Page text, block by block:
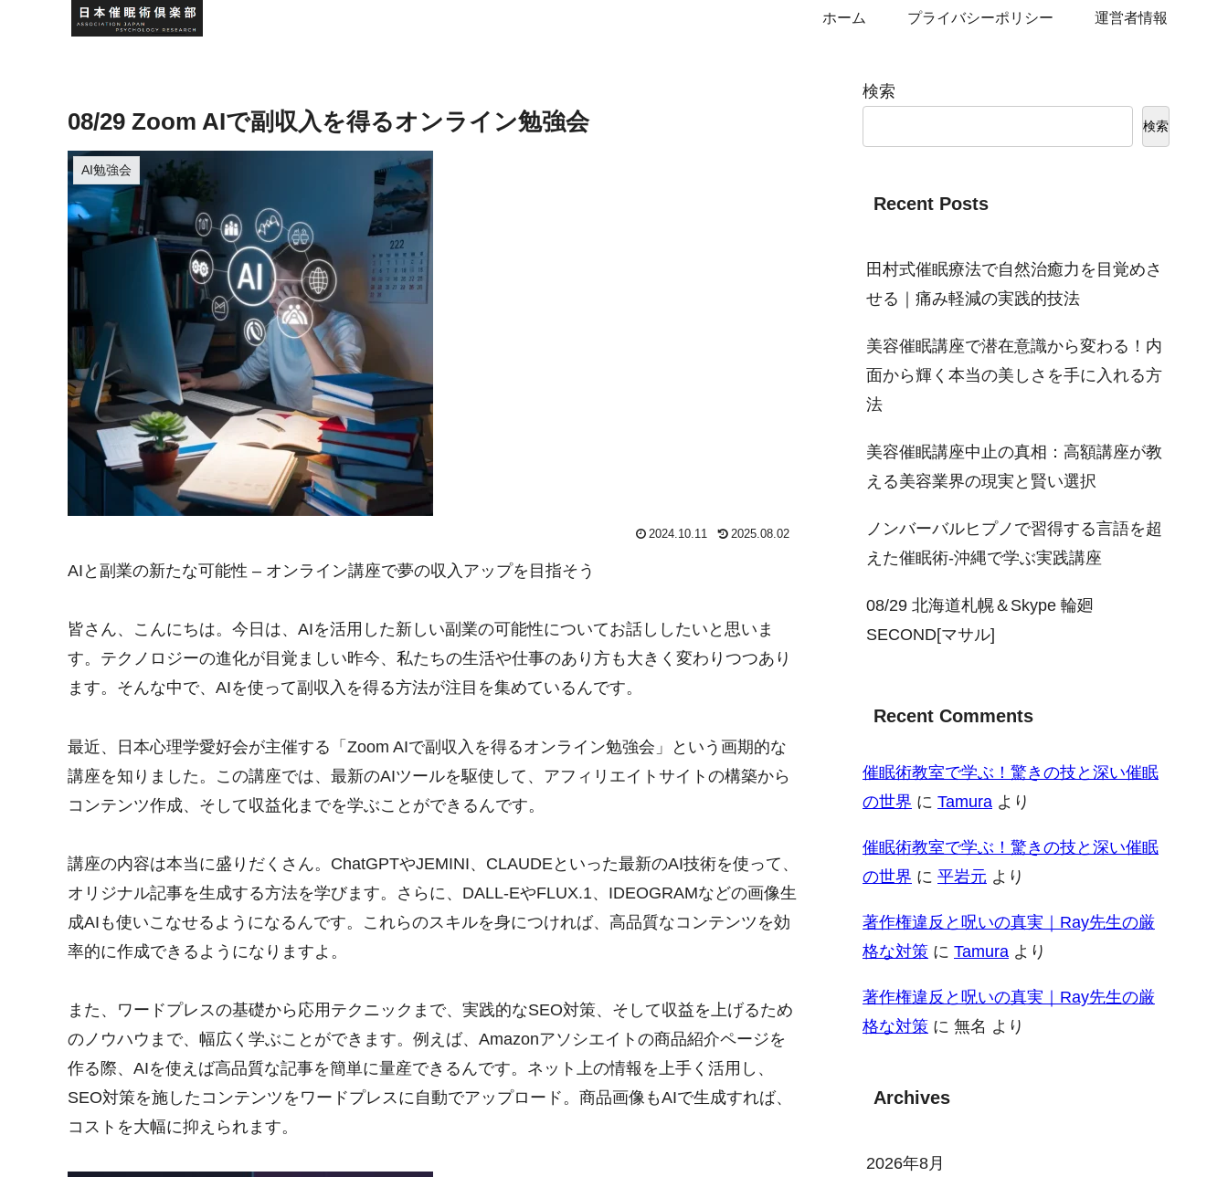
ホーム プライバシーポリシー 運営者情報
08/29 Zoom AIで副収入を得るオンライン勉強会
AI勉強会
2024.10.11 2025.08.02
AIと副業の新たな可能性 – オンライン講座で夢の収入アップを目指そう
皆さん、こんにちは。今日は、AIを活用した新しい副業の可能性についてお話ししたいと思いま
す。テクノロジーの進化が目覚ましい昨今、私たちの生活や仕事のあり方も大きく変わりつつあり
ます。そんな中で、AIを使って副収入を得る方法が注目を集めているんです。
最近、日本心理学愛好会が主催する「Zoom AIで副収入を得るオンライン勉強会」という画期的な
講座を知りました。この講座では、最新のAIツールを駆使して、アフィリエイトサイトの構築から
コンテンツ作成、そして収益化までを学ぶことができるんです。
講座の内容は本当に盛りだくさん。ChatGPTやJEMINI、CLAUDEといった最新のAI技術を使って、
オリジナル記事を生成する方法を学びます。さらに、DALL-EやFLUX.1、IDEOGRAMなどの画像生
成AIも使いこなせるようになるんです。これらのスキルを身につければ、高品質なコンテンツを効
率的に作成できるようになりますよ。
また、ワードプレスの基礎から応用テクニックまで、実践的なSEO対策、そして収益を上げるため
のノウハウまで、幅広く学ぶことができます。例えば、Amazonアソシエイトの商品紹介ページを
作る際、AIを使えば高品質な記事を簡単に量産できるんです。ネット上の情報を上手く活用し、
SEO対策を施したコンテンツをワードプレスに自動でアップロード。商品画像もAIで生成すれば、
コストを大幅に抑えられます。
検索
検索
Recent Posts
田村式催眠療法で自然治癒力を目覚めさ
せる｜痛み軽減の実践的技法
美容催眠講座で潜在意識から変わる！内
面から輝く本当の美しさを手に入れる方
法
美容催眠講座中止の真相：高額講座が教
える美容業界の現実と賢い選択
ノンバーバルヒプノで習得する言語を超
えた催眠術-沖縄で学ぶ実践講座
08/29 北海道札幌＆Skype 輪廻
SECOND[マサル]
Recent Comments
催眠術教室で学ぶ！驚きの技と深い催眠
の世界 に Tamura より
催眠術教室で学ぶ！驚きの技と深い催眠
の世界 に 平岩元 より
著作権違反と呪いの真実｜Ray先生の厳
格な対策 に Tamura より
著作権違反と呪いの真実｜Ray先生の厳
格な対策 に 無名 より
Archives
2026年8月